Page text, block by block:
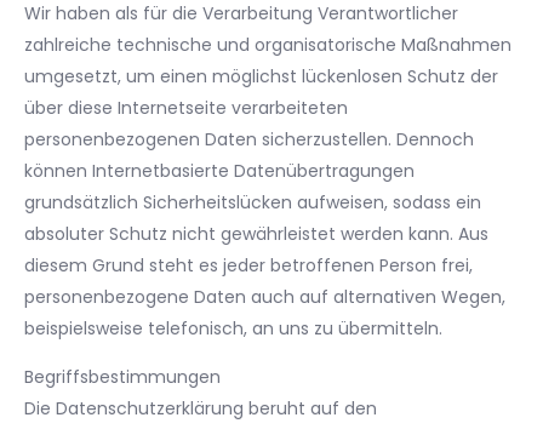
Wir haben als für die Verarbeitung Verantwortlicher
zahlreiche technische und organisatorische Maßnahmen
umgesetzt, um einen möglichst lückenlosen Schutz der
über diese Internetseite verarbeiteten
personenbezogenen Daten sicherzustellen. Dennoch
können Internetbasierte Datenübertragungen
grundsätzlich Sicherheitslücken aufweisen, sodass ein
absoluter Schutz nicht gewährleistet werden kann. Aus
diesem Grund steht es jeder betroffenen Person frei,
personenbezogene Daten auch auf alternativen Wegen,
beispielsweise telefonisch, an uns zu übermitteln.
Begriffsbestimmungen
Die Datenschutzerklärung beruht auf den